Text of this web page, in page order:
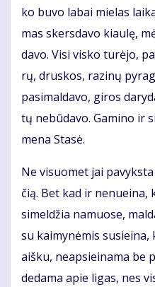
ko bu­vo la­bai mie­las
mas skers­da­vo kiau­lę,
da­vo. Vi­si vis­ko tu­rė­jo,
rų, drus­kos, ra­zi­nų
pa­si­mal­da­vo, gi­ros
tų ne­bū­da­vo. Ga­mi­no ir
me­na Sta­sė.
Ne vi­suo­met jai
čią. Bet kad ir
si­mel­džia na­muo­se,
su kai­my­nė­mis su­si­ei­na,
aiš­ku, neap­si­ei­na­ma be
de­da­ma apie li­gas, nes